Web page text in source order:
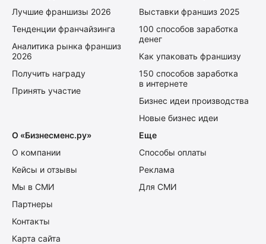
Лучшие франшизы 2026
Тенденции франчайзинга
Аналитика рынка франшиз
2026
Получить награду
Принять участие
Выставки франшиз 2025
100 способов заработка
денег
Как упаковать франшизу
150 способов заработка
в интернете
Бизнес идеи производства
Новые бизнес идеи
О «Бизнесменс.ру»
О компании
Кейсы и отзывы
Мы в СМИ
Партнеры
Контакты
Карта сайта
Еще
Способы оплаты
Реклама
Для СМИ